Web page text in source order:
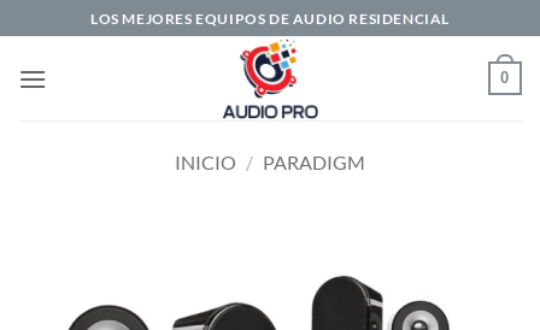
al
contenido
LOS MEJORES EQUIPOS DE AUDIO RESIDENCIAL
0
INICIO / PARADIGM